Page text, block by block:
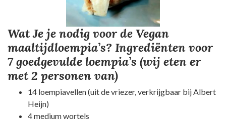
Wat Je je nodig voor de Vegan
maaltijdloempia’s?Ingrediënten voor
7 goedgevulde loempia’s (wij eten er
met 2 personen van)
14 loempiavellen (uit de vriezer, verkrijgbaar bij Albert
Heijn)
4 medium wortels